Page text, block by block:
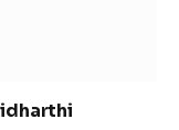
Vidharthi